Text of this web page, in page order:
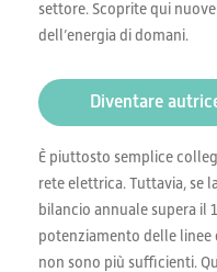
settore. Scoprite qui
dell’energia di domani.
Diventare
È piuttosto semplice
rete elettrica. Tuttavia, se
bilancio annuale supera il
potenziamento delle
non sono più sufficienti.